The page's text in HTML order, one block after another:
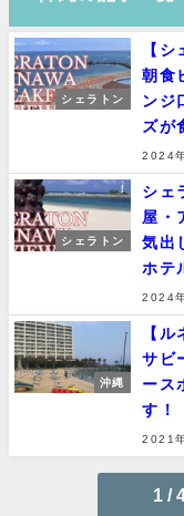
シェラトン
【
朝食
ンジ
ズが
2024
シェラトン
シェ
屋・
気出
ホテ
2024
沖縄
【
サビ
ース
す！
2021
1 /